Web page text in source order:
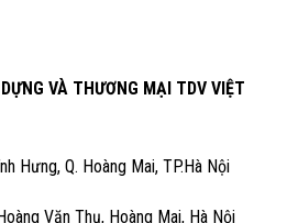
VÀ THƯƠNG MẠI TDV VIỆT
Hưng, Q. Hoàng Mai, TP.Hà Nội
Văn Thụ, Hoàng Mai, Hà Nội